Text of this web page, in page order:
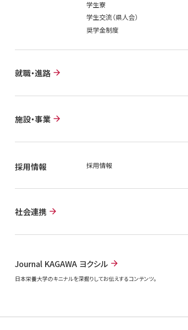
学生寮
学生交流（県人会）
奨学金制度
就職・進路
施設・事業
採用情報 採用情報
社会連携
Journal KAGAWA ヨクシル
日本栄養大学のキニナルを深掘りしてお伝えするコンテンツ。